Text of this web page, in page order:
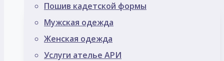
Пошив кадетской формы
Мужская одежда
Женская одежда
Услуги ателье АРИ